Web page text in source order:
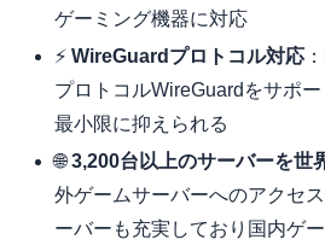
ゲーミング機器に対応
⚡WireGuardプロトコル対応
プロトコルWireGuardをサポ
最小限に抑えられる
🌐3,200台以上のサーバーを世
外ゲームサーバーへのアクセ
ーバーも充実しており国内ゲ